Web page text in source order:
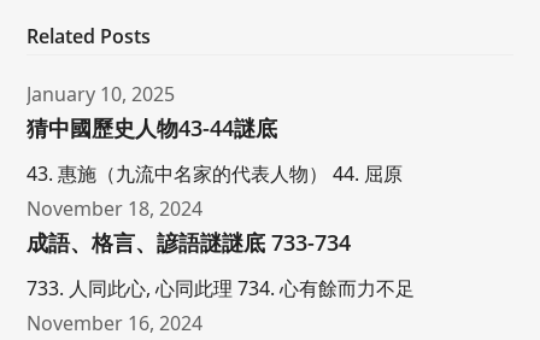
Related Posts
January 10, 2025
猜中國歷史人物43-44謎底
43. 惠施（九流中名家的代表人物） 44. 屈原
November 18, 2024
成語、格言、諺語謎謎底 733-734
733. 人同此心, 心同此理 734. 心有餘而力不足
November 16, 2024